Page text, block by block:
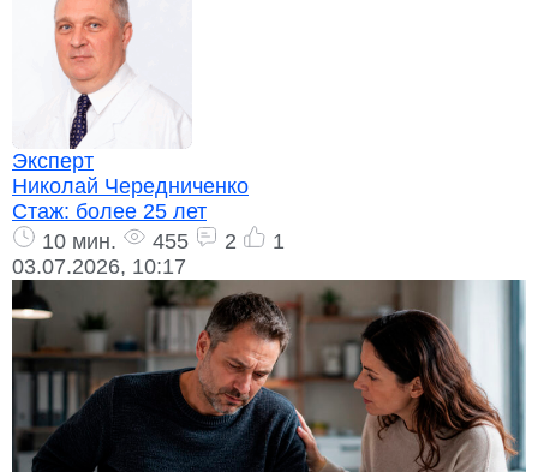
Эксперт
Николай Чередниченко
Стаж: более 25 лет
10 мин.
455 2
1
03.07.2026, 10:17